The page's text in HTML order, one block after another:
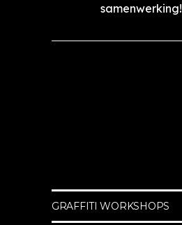
samenwerking!
GRAFFITI WORKSHOPS